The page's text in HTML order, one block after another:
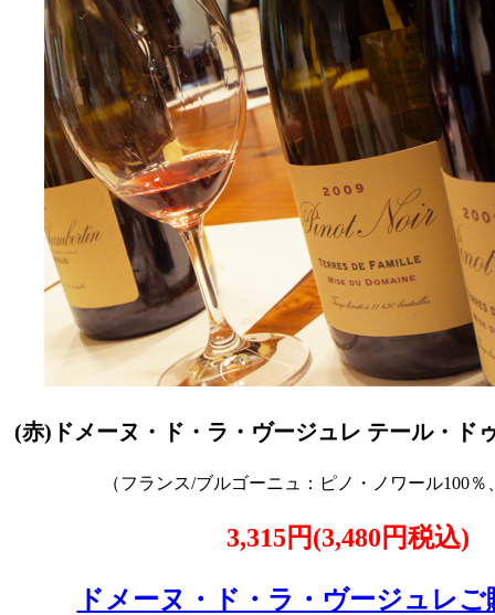
(赤)ドメーヌ・ド・ラ・ヴージュレ テール・ド
（フランス/ブルゴーニュ：ピノ・ノワール100
3,315円(3,480円税込)
ドメーヌ・ド・ラ・ヴージュレご